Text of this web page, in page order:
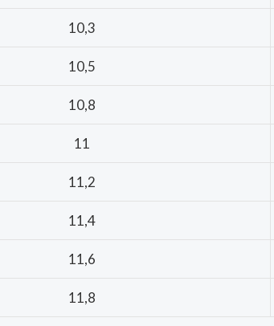
10,3
10,5
10,8
11
11,2
11,4
11,6
11,8